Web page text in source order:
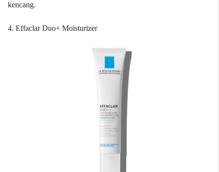
kencang.
4. Effaclar Duo+ Moisturizer